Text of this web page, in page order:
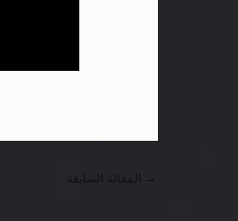
→ المقالة السابقة